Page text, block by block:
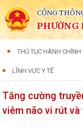
CỔNG
PHƯỜNG
THỦ TỤC HÀNH CHÍNH
LĨNH VỰC Y TẾ
Tăng cường
viêm não vi rút và